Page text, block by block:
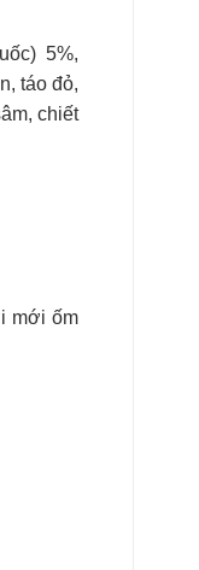
5%,
táo đỏ,
chiết
mới ốm